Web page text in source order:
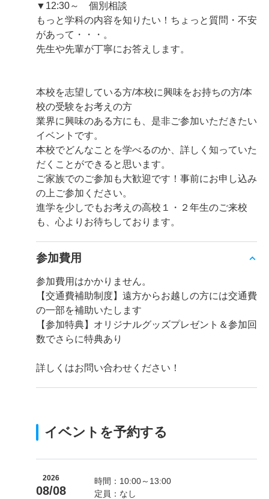
▼12:30～ 個別相談
もっと学科の内容を知りたい！ちょっと質問・不安
があって・・・。
先生や先輩が丁寧にお答えします。
本校を志望している方/本校に興味をお持ちの方/本
校の受験をお考えの方
業界に興味のある方にも、是非ご参加いただきたい
イベントです。
本校でどんなことを学べるのか、詳しく知っていた
だくことができると思います。
ご家族でのご参加も大歓迎です！事前にお申し込み
の上ご参加ください。
進学を少しでもお考えの高校１・２年生のご来校
も、心よりお待ちしております。
参加費用
参加費用はかかりません。
【交通費補助制度】遠方からお越しの方には交通費
の一部を補助いたします
【参加特典】オリジナルグッズプレゼント＆参加回
数でさらに特典あり
詳しくはお問い合わせください！
イベントを予約する
2026
08/08
時間：10:00～13:00
定員：なし